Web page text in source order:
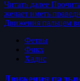
Читать далее
желает иметь
Движения пальцем
Фетвы
Фикх
Хадис
Движения